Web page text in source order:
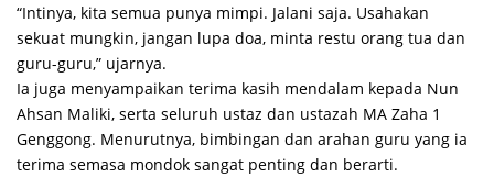
“Intinya, kita semua punya mimpi. Jalani saja. Usahakan
sekuat mungkin, jangan lupa doa, minta restu orang tua dan
guru-guru,” ujarnya.
Ia juga menyampaikan terima kasih mendalam kepada Nun
Ahsan Maliki, serta seluruh ustaz dan ustazah MA Zaha 1
Genggong. Menurutnya, bimbingan dan arahan guru yang ia
terima semasa mondok sangat penting dan berarti.